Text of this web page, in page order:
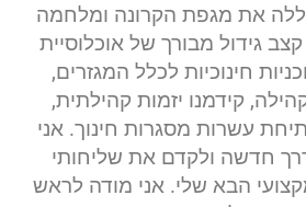
את מגפת הקרונה ומלחמה
גידול מבורך של אוכלוסיית
חינוכיות לכלל המגזרים,
קידמנו יזמות קהילתית,
עשרות מסגרות חינוך. אני
חדשה ולקדם את שליחותי
הבא שלי. אני מודה לראש